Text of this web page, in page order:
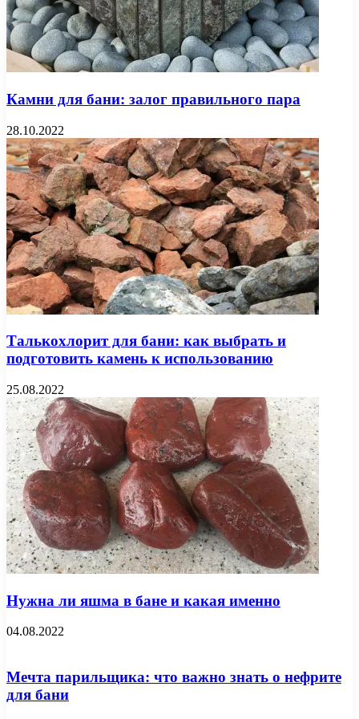
Камни для бани: залог правильного пара
28.10.2022
Талькохлорит для бани: как выбрать и
подготовить камень к использованию
25.08.2022
Нужна ли яшма в бане и какая именно
04.08.2022
Мечта парильщика: что важно знать о нефрите
для бани